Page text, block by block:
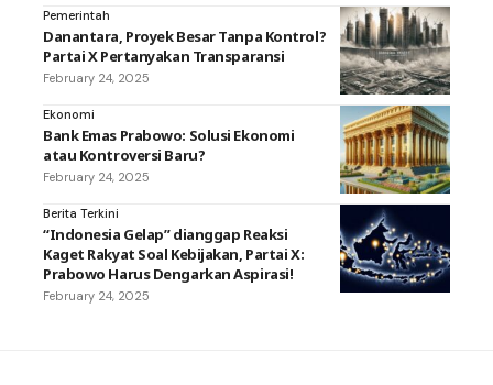
Pemerintah
Danantara, Proyek Besar Tanpa Kontrol?
Partai X Pertanyakan Transparansi
February 24, 2025
Ekonomi
Bank Emas Prabowo: Solusi Ekonomi
atau Kontroversi Baru?
February 24, 2025
Berita Terkini
“Indonesia Gelap” dianggap Reaksi
Kaget Rakyat Soal Kebijakan, Partai X:
Prabowo Harus Dengarkan Aspirasi!
February 24, 2025